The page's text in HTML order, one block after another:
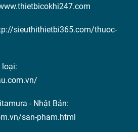
sieuthithietbi365.com/thuoc-
loại:
- Nhật Bản:
san-pham.html